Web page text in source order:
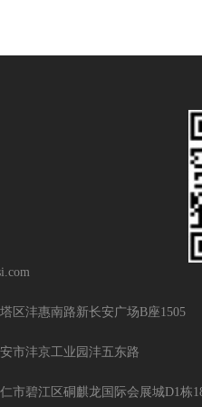
区沣惠南路新长安广场B座1505
市沣京工业园沣五东路
市碧江区硐麒龙国际会展城D1栋